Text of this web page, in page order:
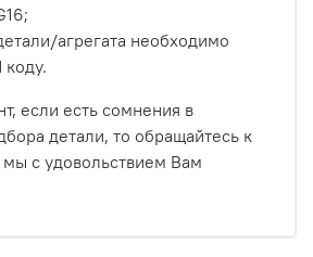
агрегата необходимо
коду.
если есть сомнения в
детали, то обращайтесь к
с удовольствием Вам